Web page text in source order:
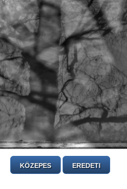
KÖZEPES EREDETI